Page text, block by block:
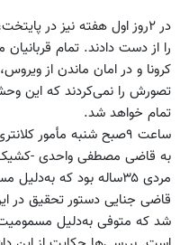
را از دست دادند. تمام
کرونا و در امان ماندن از
تصورش را نمی‌کردند که این
تمام خواهد شد.
به قاضی مصطفی واحدی -کشیک
مردی ۳۵ساله بود که
قاضی جنایی دستور تحقیق
شد که متوفی به‌دلیل